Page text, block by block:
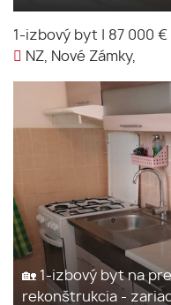
1-izbový byt
87 000 €
NZ, Nové Zámky,
🏡 1-izbový byt na
rekonštrukcia -